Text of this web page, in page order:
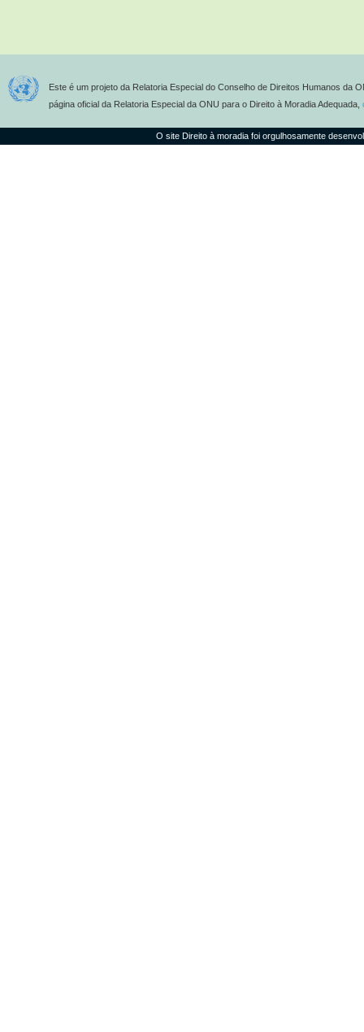
Este é um projeto da Relatoria Especial do Conselho de Direitos Humanos da
página oficial da Relatoria Especial da ONU para o Direito à Moradia Adequada,
O site Direito à moradia foi orgulhosamente